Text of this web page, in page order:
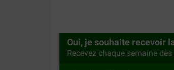
Oui, je souhaite recevoir
Recevez chaque semaine